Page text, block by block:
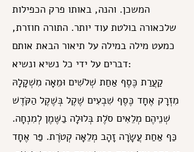
המשכן. והנה, באותו פרק הכפילות
שלכאורה בולטת עוד יותר. התורה חוזרת,
כמעט מילה במילה על תיאור הבאת אותם
דברים על ידי כל נשיא ונשיא:
קַעֲרַת כֶּסֶף אַחַת שְׁלֹשִׁים וּמֵאָה מִשְׁקָלָהּ
מִזְרָק אֶחָד כֶּסֶף שִׁבְעִים שֶׁקֶל בְּשֶׁקֶל הַקֹּדֶשׁ
שְׁנֵיהֶם מְלֵאִים סֹלֶת בְּלוּלָה בַשֶּׁמֶן לְמִנְחָה.
כַּף אַחַת עֲשָׂרָה זָהָב מְלֵאָה קְטֹרֶת. פַּר אֶחָד